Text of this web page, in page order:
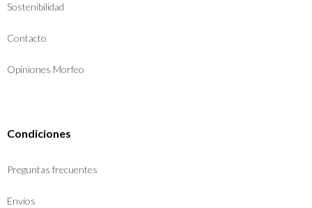
Sostenibilidad
Contacto
Opiniones Morfeo
Condiciones
Preguntas frecuentes
Envíos